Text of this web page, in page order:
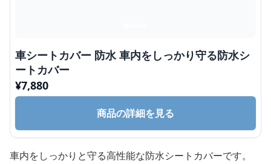
車シートカバー 防水 車内をしっかり守る防水シ
ートカバー
¥7,880
商品の詳細を見る
車内をしっかりと守る高性能な防水シートカバーです。